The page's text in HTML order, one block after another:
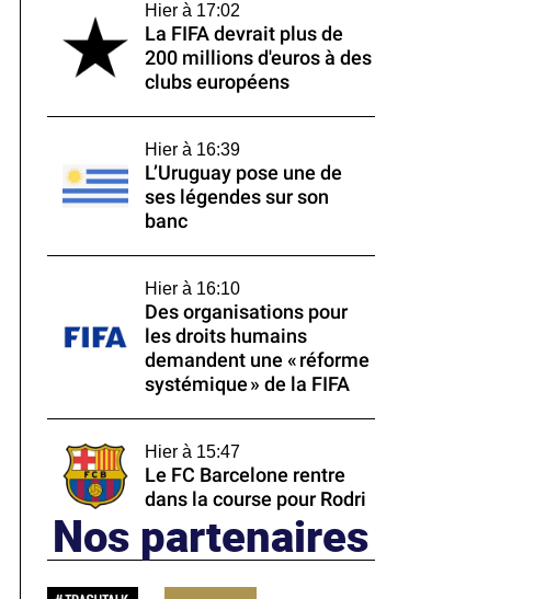
Hier à 17:02
La FIFA devrait plus de
200 millions d'euros à des
clubs européens
Hier à 16:39
L’Uruguay pose une de
ses légendes sur son
banc
Hier à 16:10
Des organisations pour
les droits humains
demandent une « réforme
systémique » de la FIFA
Hier à 15:47
Le FC Barcelone rentre
dans la course pour Rodri
Nos partenaires